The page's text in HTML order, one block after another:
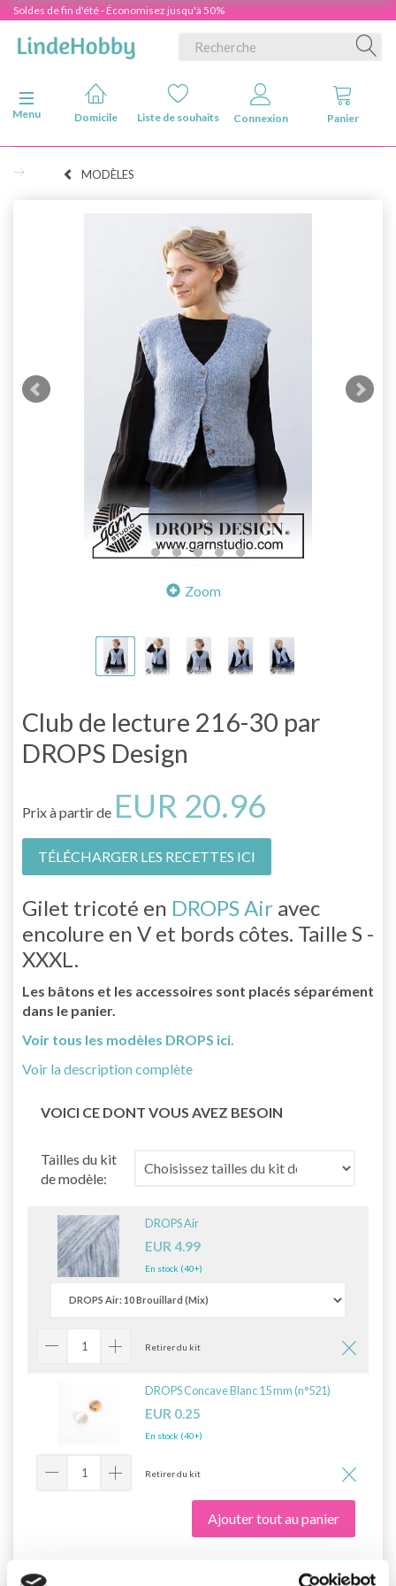
Soldes de fin d'été - Économisez jusqu'à 50%
Basculer la navigation
Menu
Domicile Liste de souhaits Connexion Panier
MODÈLES
Zoom
Club de lecture 216-30 par
DROPS Design
Prix à partir de EUR 20.96
TÉLÉCHARGER LES RECETTES ICI
Gilet tricoté en DROPS Air avec
encolure en V et bords côtes. Taille S -
XXXL.
Les bâtons et les accessoires sont placés séparément
dans le panier.
Voir tous les modèles DROPS ici.
Voir la description complète
VOICI CE DONT VOUS AVEZ BESOIN
Tailles du kit
de modèle:
DROPS Air
EUR 4.99
En stock (40+)
Retirer du kit
DROPS Concave Blanc 15 mm (n°521)
EUR 0.25
En stock (40+)
Retirer du kit
Ajouter tout au panier